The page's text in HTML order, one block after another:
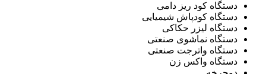
دستگاه کود ریز دامی
دستگاه کودپاش شیمیایی
دستگاه لیزر حکاکی
دستگاه نماشوی صنعتی
دستگاه واترجت صنعتی
دستگاه واکس زن